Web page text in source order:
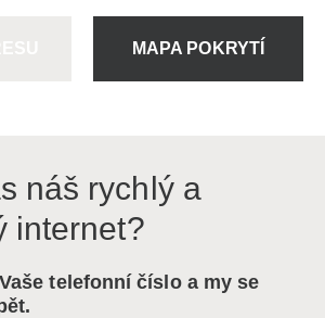
MAPA POKRYTÍ
náš rychlý a
internet?
telefonní číslo a my se